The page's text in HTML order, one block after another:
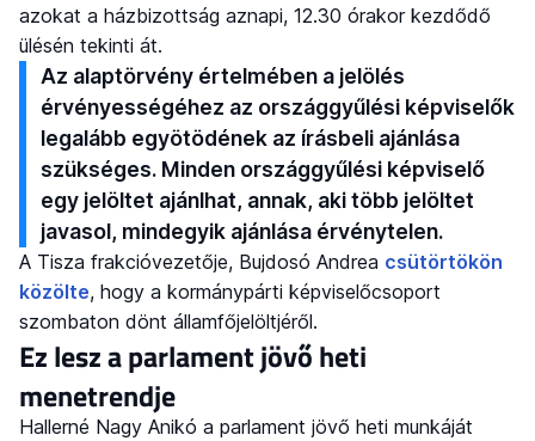
azokat a házbizottság aznapi, 12.30 órakor kezdődő
ülésén tekinti át.
Az alaptörvény értelmében a jelölés
érvényességéhez az országgyűlési képviselők
legalább egyötödének az írásbeli ajánlása
szükséges. Minden országgyűlési képviselő
egy jelöltet ajánlhat, annak, aki több jelöltet
javasol, mindegyik ajánlása érvénytelen.
A Tisza frakcióvezetője, Bujdosó Andrea csütörtökön
közölte, hogy a kormánypárti képviselőcsoport
szombaton dönt államfőjelöltjéről.
Ez lesz a parlament jövő heti
menetrendje
Hallerné Nagy Anikó a parlament jövő heti munkáját